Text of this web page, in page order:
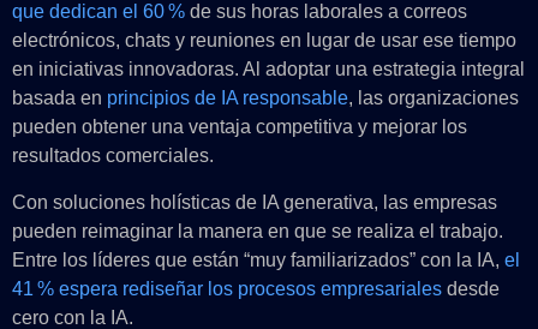
que dedican el 60 % de sus horas laborales a correos
electrónicos, chats y reuniones en lugar de usar ese tiempo
en iniciativas innovadoras. Al adoptar una estrategia integral
basada en principios de IA responsable, las organizaciones
pueden obtener una ventaja competitiva y mejorar los
resultados comerciales.
Con soluciones holísticas de IA generativa, las empresas
pueden reimaginar la manera en que se realiza el trabajo.
Entre los líderes que están “muy familiarizados” con la IA, el
41 % espera rediseñar los procesos empresariales desde
cero con la IA.